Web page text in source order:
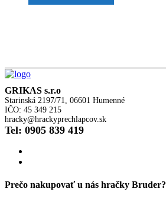
GRIKAS s.r.o
Starinská 2197/71, 06601 Humenné
IČO: 45 349 215
hracky@hrackyprechlapcov.sk
Tel: 0905 839 419
Prečo nakupovať u nás hračky Bruder?